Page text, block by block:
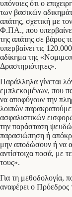
υπόνοιες ότι ο
των βασικών
απάτης, σχετική με
Φ.ΠΑ., που
της απάτης σε βάρος
υπερβαίνει τις
αδίκημα της
Δραστηριότητες».
Παράλληλα γίνεται
εμπλεκομένων, που
να αποφύγουν την
λοιπών
ασφαλιστικών
την παράσταση
παρασιώπηση ή
μην αποδώσουν ή να
αντίστοιχα ποσά, με
τους».
Για τη μεθοδολογία,
αναφέρει ο Πρόεδρος